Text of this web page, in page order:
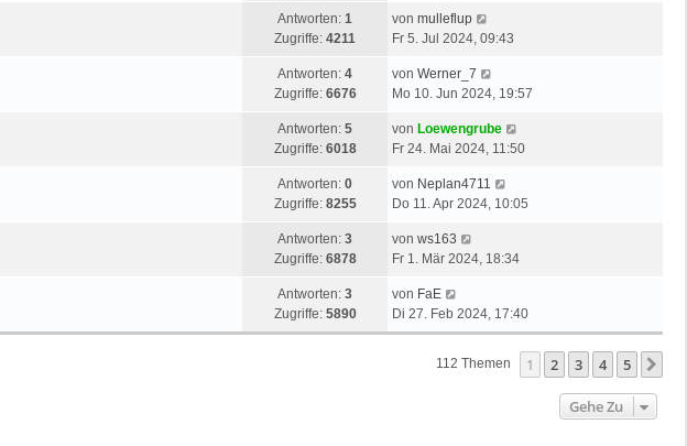
Antworten: 1
Zugriffe: 4211
von mulleflup
Fr 5. Jul 2024, 09:43
Antworten: 4
Zugriffe: 6676
von Werner_7
Mo 10. Jun 2024, 19:57
Antworten: 5
Zugriffe: 6018
von Loewengrube
Fr 24. Mai 2024, 11:50
Antworten: 0
Zugriffe: 8255
von Neplan4711
Do 11. Apr 2024, 10:05
Antworten: 3
Zugriffe: 6878
von ws163
Fr 1. Mär 2024, 18:34
Antworten: 3
Zugriffe: 5890
von FaE
Di 27. Feb 2024, 17:40
112 Themen 1 2 3 4 5
Gehe Zu